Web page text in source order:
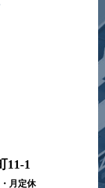
11-1
月定休